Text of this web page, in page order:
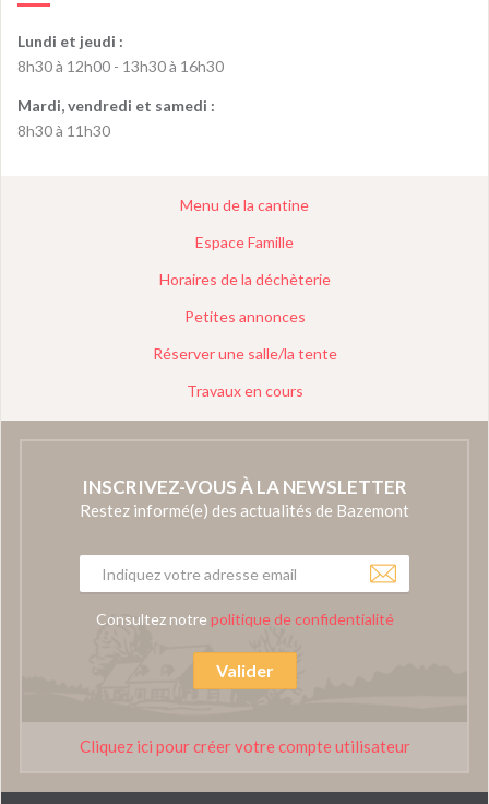
Lundi et jeudi :
8h30 à 12h00 - 13h30 à 16h30
Mardi, vendredi et samedi :
8h30 à 11h30
Menu de la cantine
Espace Famille
Horaires de la déchèterie
Petites annonces
Réserver une salle/la tente
Travaux en cours
INSCRIVEZ-VOUS À LA NEWSLETTER
Restez informé(e) des actualités de Bazemont
Consultez notre politique de confidentialité
Valider
Cliquez ici pour créer votre compte utilisateur